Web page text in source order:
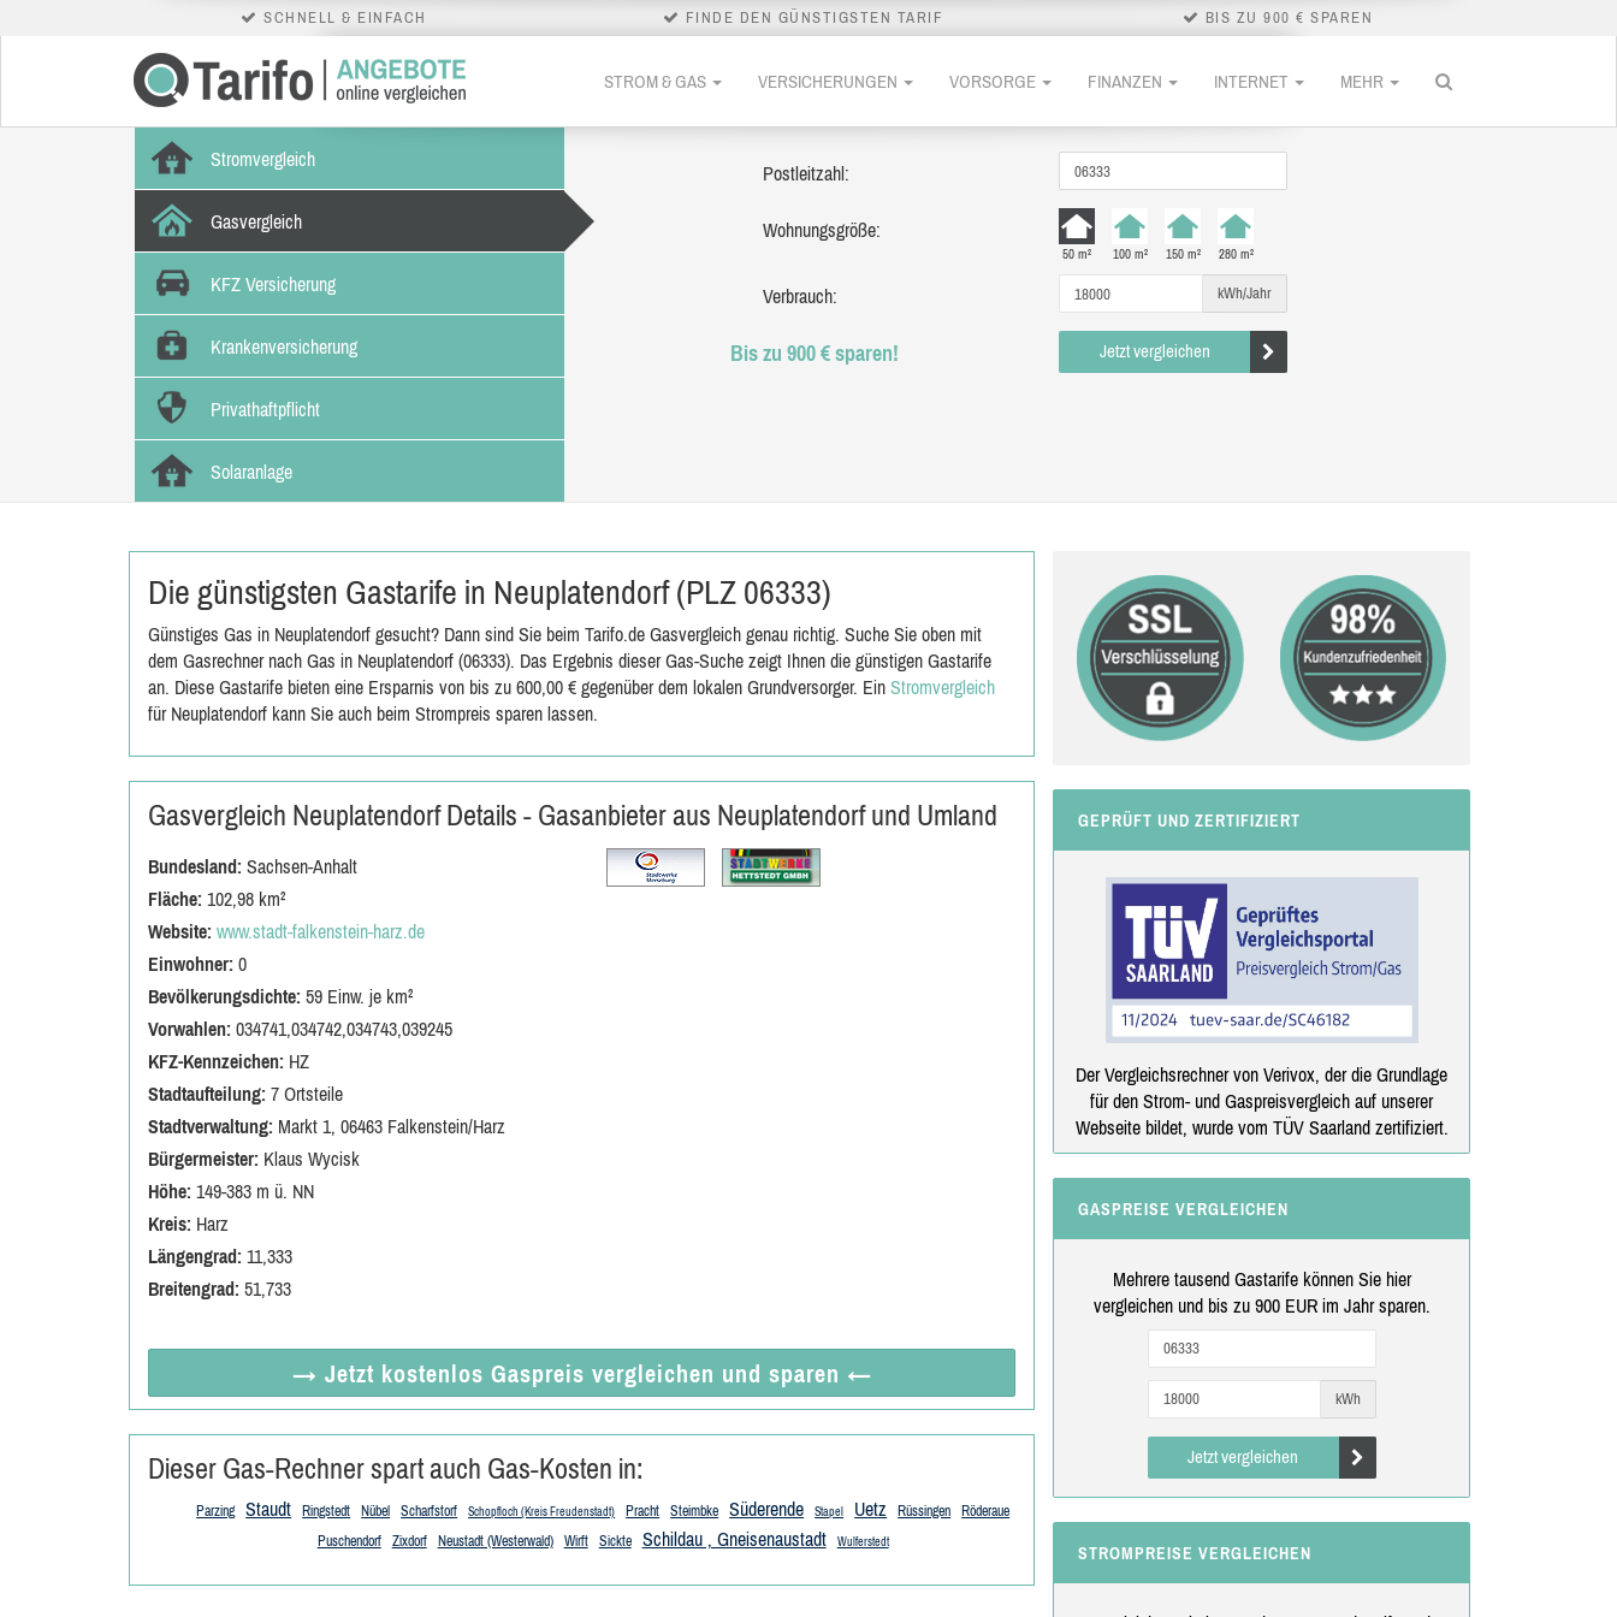
SCHNELL & EINFACH FINDE DEN GÜNSTIGSTEN TARIF BIS ZU 900 € SPAREN
STROM & GAS VERSICHERUNGEN VORSORGE FINANZEN INTERNET MEHR
Stromvergleich
Gasvergleich
KFZ Versicherung
Krankenversicherung
Privathaftpflicht
Solaranlage
Postleitzahl:
Wohnungsgröße:
50 m² 100 m² 150 m² 280 m²
Verbrauch: kWh/Jahr
Bis zu 900 € sparen! Jetzt vergleichen
Die günstigsten Gastarife in Neuplatendorf (PLZ 06333)
Günstiges Gas in Neuplatendorf gesucht? Dann sind Sie beim Tarifo.de Gasvergleich genau richtig. Suche Sie oben mit
dem Gasrechner nach Gas in Neuplatendorf (06333). Das Ergebnis dieser Gas-Suche zeigt Ihnen die günstigen Gastarife
an. Diese Gastarife bieten eine Ersparnis von bis zu 600,00 € gegenüber dem lokalen Grundversorger. Ein Stromvergleich
für Neuplatendorf kann Sie auch beim Strompreis sparen lassen.
Gasvergleich Neuplatendorf Details - Gasanbieter aus Neuplatendorf und Umland
Bundesland: Sachsen-Anhalt
Fläche: 102,98 km²
Website: www.stadt-falkenstein-harz.de
Einwohner: 0
Bevölkerungsdichte: 59 Einw. je km²
Vorwahlen: 034741,034742,034743,039245
KFZ-Kennzeichen: HZ
Stadtaufteilung: 7 Ortsteile
Stadtverwaltung: Markt 1, 06463 Falkenstein/Harz
Bürgermeister: Klaus Wycisk
Höhe: 149-383 m ü. NN
Kreis: Harz
Längengrad: 11,333
Breitengrad: 51,733
→ Jetzt kostenlos Gaspreis vergleichen und sparen ←
Dieser Gas-Rechner spart auch Gas-Kosten in:
Parzing Staudt Ringstedt Nübel Scharfstorf Schopfloch (Kreis Freudenstadt) Pracht Steimbke Süderende Stapel Uetz Rüssingen
Röderaue
Puschendorf
Zixdorf Neustadt (Westerwald) Wirft Sickte Schildau , Gneisenaustadt Wulferstedt
GEPRÜFT UND ZERTIFIZIERT
Der Vergleichsrechner von Verivox, der die Grundlage
für den Strom- und Gaspreisvergleich auf unserer
Webseite bildet, wurde vom TÜV Saarland zertifiziert.
GASPREISE VERGLEICHEN
Mehrere tausend Gastarife können Sie hier
vergleichen und bis zu 900 EUR im Jahr sparen.
kWh
Jetzt vergleichen
STROMPREISE VERGLEICHEN